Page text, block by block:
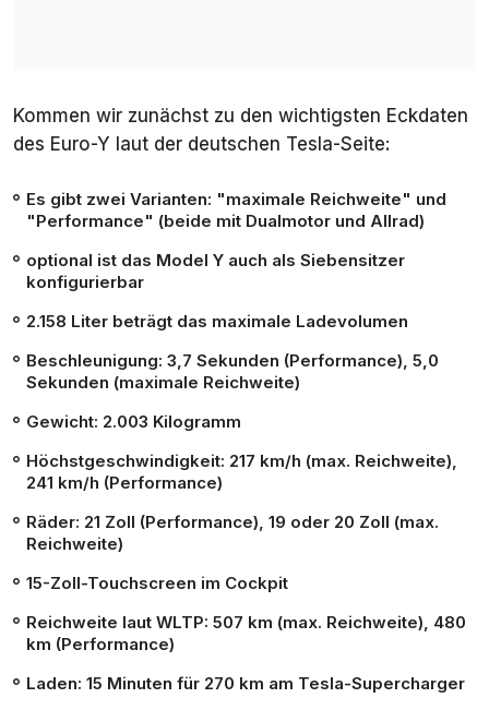
Kommen wir zunächst zu den wichtigsten Eckdaten
des Euro-Y laut der deutschen Tesla-Seite:
Es gibt zwei Varianten: "maximale Reichweite" und
"Performance" (beide mit Dualmotor und Allrad)
optional ist das Model Y auch als Siebensitzer
konfigurierbar
2.158 Liter beträgt das maximale Ladevolumen
Beschleunigung: 3,7 Sekunden (Performance), 5,0
Sekunden (maximale Reichweite)
Gewicht: 2.003 Kilogramm
Höchstgeschwindigkeit: 217 km/h (max. Reichweite),
241 km/h (Performance)
Räder: 21 Zoll (Performance), 19 oder 20 Zoll (max.
Reichweite)
15-Zoll-Touchscreen im Cockpit
Reichweite laut WLTP: 507 km (max. Reichweite), 480
km (Performance)
Laden: 15 Minuten für 270 km am Tesla-Supercharger